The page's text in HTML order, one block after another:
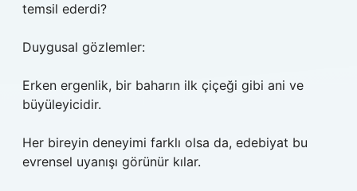
temsil ederdi?
Duygusal gözlemler:
Erken ergenlik, bir baharın ilk çiçeği gibi ani ve
büyüleyicidir.
Her bireyin deneyimi farklı olsa da, edebiyat bu
evrensel uyanışı görünür kılar.